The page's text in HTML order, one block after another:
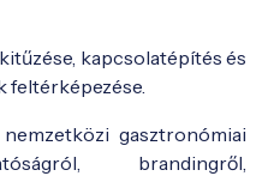
kapcsolatépítés és
feltérképezése.
gasztronómiai
brandingről,